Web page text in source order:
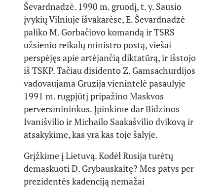
Ševardnadzė. 1990 m. gruodį, t. y. Sausio
įvykių Vilniuje išvakarėse, E. Ševardnadzė
paliko M. Gorbačiovo komandą ir TSRS
užsienio reikalų ministro postą, viešai
perspėjęs apie artėjančią diktatūrą, ir išstojo
iš TSKP. Tačiau disidento Z. Gamsachurdijos
vadovaujama Gruzija vienintelė pasaulyje
1991 m. rugpjūtį pripažino Maskvos
perversmininkus. Įpinkime dar Bidzinos
Ivanišvilio ir Michailo Saakašvilio dvikovą ir
atsakykime, kas yra kas toje šalyje.
Grįžkime į Lietuvą. Kodėl Rusija turėtų
demaskuoti D. Grybauskaitę? Mes patys per
prezidentės kadenciją nemažai